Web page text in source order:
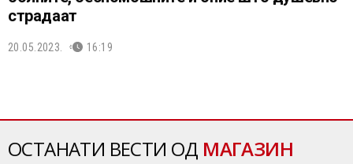
страдаат
20.05.2023. 16:19
ОСТАНАТИ ВЕСТИ ОД МАГАЗИН